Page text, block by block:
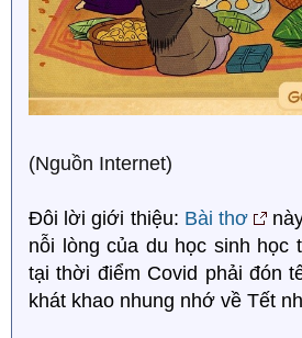
(Nguồn Internet)
Đôi lời giới thiệu: Bài thơ
nỗi lòng của du học sinh học
tại thời điểm Covid phải đón
khát khao nhung nhớ về Tết